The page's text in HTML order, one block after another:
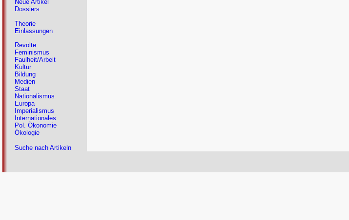
Neue Artikel
Dossiers
Theorie
Einlassungen
Revolte
Feminismus
Faulheit/Arbeit
Kultur
Bildung
Medien
Staat
Nationalismus
Europa
Imperialismus
Internationales
Pol. Ökonomie
Ökologie
Suche nach Artikeln